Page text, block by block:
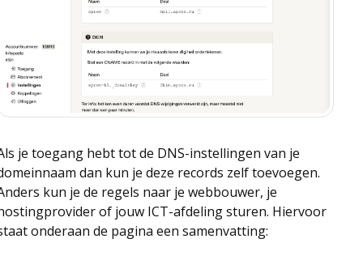
je toegang hebt tot de DNS-instellingen van je
dan kun je deze records zelf toevoegen.
kun je de regels naar je webbouwer, je
of jouw ICT-afdeling sturen. Hiervoor
onderaan de pagina een samenvatting: